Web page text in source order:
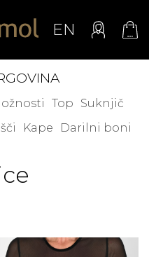
EN
Top
Suknjič
Kape Darilni boni